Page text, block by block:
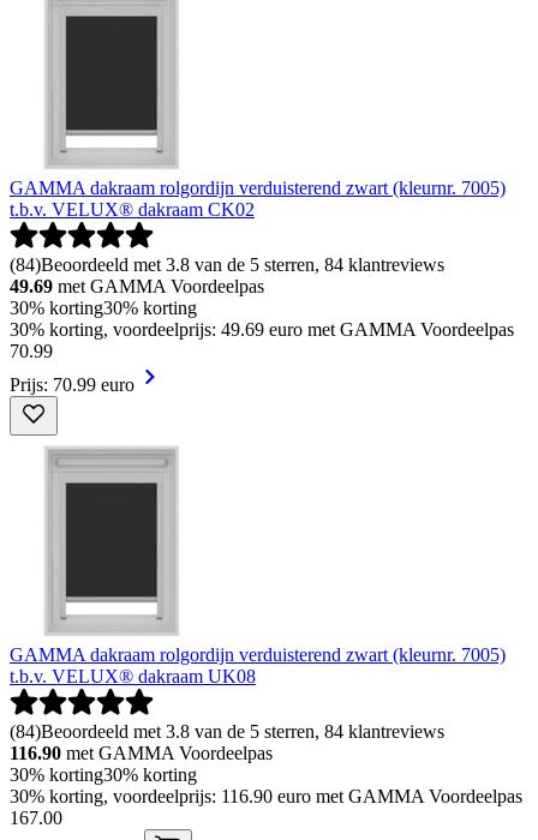
GAMMA dakraam rolgordijn verduisterend zwart (kleurnr. 7005)
t.b.v. VELUX® dakraam CK02
(84)Beoordeeld met 3.8 van de 5 sterren, 84 klantreviews
49.69 met GAMMA Voordeelpas
30% korting30% korting
30% korting, voordeelprijs: 49.69 euro met GAMMA Voordeelpas
70.99
Prijs: 70.99 euro
GAMMA dakraam rolgordijn verduisterend zwart (kleurnr. 7005)
t.b.v. VELUX® dakraam UK08
(84)Beoordeeld met 3.8 van de 5 sterren, 84 klantreviews
116.90 met GAMMA Voordeelpas
30% korting30% korting
30% korting, voordeelprijs: 116.90 euro met GAMMA Voordeelpas
167.00